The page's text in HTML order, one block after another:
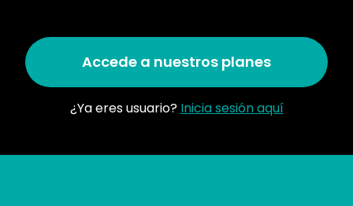
Accede a nuestros planes
¿Ya eres usuario? Inicia sesión aquí